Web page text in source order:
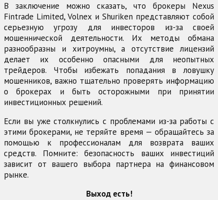
В заключение можно сказать, что брокеры Nexus
Fintrade Limited, Volnex и Shuriken представляют собой
серьезную угрозу для инвесторов из-за своей
мошеннической деятельности. Их методы обмана
разнообразны и хитроумны, а отсутствие лицензий
делает их особенно опасными для неопытных
трейдеров. Чтобы избежать попадания в ловушку
мошенников, важно тщательно проверять информацию
о брокерах и быть осторожными при принятии
инвестиционных решений.
Если вы уже столкнулись с проблемами из-за работы с
этими брокерами, не теряйте время — обращайтесь за
помощью к профессионалам для возврата ваших
средств. Помните: безопасность ваших инвестиций
зависит от вашего выбора партнера на финансовом
рынке.
Выход есть!